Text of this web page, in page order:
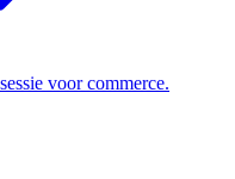
voor commerce.